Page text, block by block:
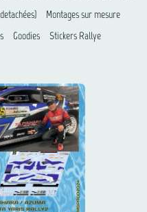
Montages sur mesure
Goodies Stickers Rallye